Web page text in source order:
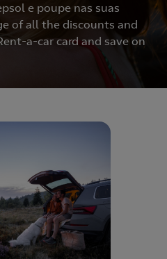
e poupe nas suas
of all the discounts and
a-car card and save on